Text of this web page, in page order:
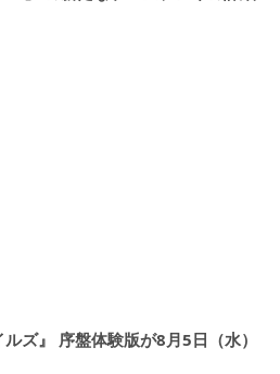
ズ』 序盤体験版が8月5日（水）